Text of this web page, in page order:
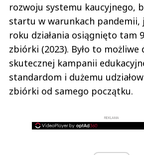
rozwoju systemu kaucyjnego,
startu w warunkach pandemii,
roku działania osiągnięto tam
zbiórki (2023). Było to możliwe
skutecznej kampanii
standardom i dużemu
zbiórki od samego początku.
REKLAMA